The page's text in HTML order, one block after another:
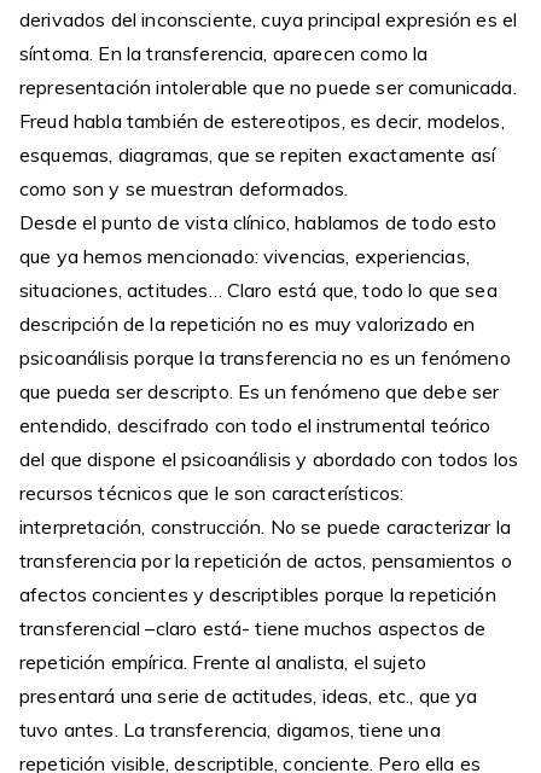
derivados del inconsciente, cuya principal expresión es el
síntoma. En la transferencia, aparecen como la
representación intolerable que no puede ser comunicada.
Freud habla también de estereotipos, es decir, modelos,
esquemas, diagramas, que se repiten exactamente así
como son y se muestran deformados.
Desde el punto de vista clínico, hablamos de todo esto
que ya hemos mencionado: vivencias, experiencias,
situaciones, actitudes… Claro está que, todo lo que sea
descripción de la repetición no es muy valorizado en
psicoanálisis porque la transferencia no es un fenómeno
que pueda ser descripto. Es un fenómeno que debe ser
entendido, descifrado con todo el instrumental teórico
del que dispone el psicoanálisis y abordado con todos los
recursos técnicos que le son característicos:
interpretación, construcción. No se puede caracterizar la
transferencia por la repetición de actos, pensamientos o
afectos concientes y descriptibles porque la repetición
transferencial –claro está- tiene muchos aspectos de
repetición empírica. Frente al analista, el sujeto
presentará una serie de actitudes, ideas, etc., que ya
tuvo antes. La transferencia, digamos, tiene una
repetición visible, descriptible, conciente. Pero ella es